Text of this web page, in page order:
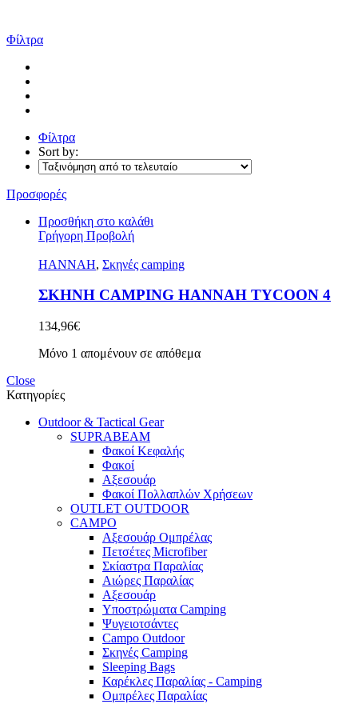
Φίλτρα
Φίλτρα
Sort by:
Προσφορές
Προσθήκη στο καλάθι
Γρήγορη Προβολή
HANNAH, Σκηνές camping
ΣΚΗΝΗ CAMPING HANNAH TYCOON 4
134,96€
Μόνο 1 απομένουν σε απόθεμα
Close
Κατηγορίες
Outdoor & Tactical Gear
SUPRABEAM
Φακοί Κεφαλής
Φακοί
Αξεσουάρ
Φακοί Πολλαπλών Χρήσεων
OUTLET OUTDOOR
CAMPO
Αξεσουάρ Ομπρέλας
Πετσέτες Microfiber
Σκίαστρα Παραλίας
Αιώρες Παραλίας
Αξεσουάρ
Υποστρώματα Camping
Ψυγειοτσάντες
Campo Outdoor
Σκηνές Camping
Sleeping Bags
Καρέκλες Παραλίας - Camping
Ομπρέλες Παραλίας